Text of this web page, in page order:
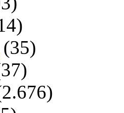
(35)